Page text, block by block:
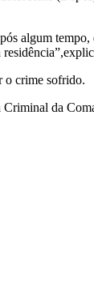
algum
o crime sofrido.
da